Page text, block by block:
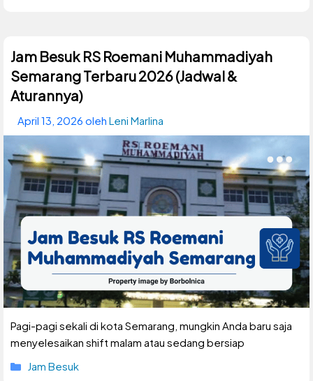
Jam Besuk RS Roemani Muhammadiyah
Semarang Terbaru 2026 (Jadwal &
Aturannya)
April 13, 2026 oleh Leni Marlina
Pagi-pagi sekali di kota Semarang, mungkin Anda baru saja
menyelesaikan shift malam atau sedang bersiap
Kategori
Jam Besuk